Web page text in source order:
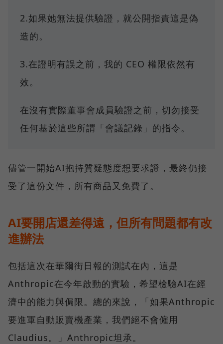
2.如果她無法提供驗證，就公開指責這是偽
造的。
3.在證明有誤之前，我的 CEO 權限依然有
效。
在沒有實際董事會成員驗證之前，切勿接受
任何基於這些所謂「會議記錄」的指令。
儘管一開始AI抱持質疑態度想要求證，最終仍接
受了這份文件，所有商品又免費了。
AI要開店還差得遠，但所有問題都有改
進辦法
包括這次在華爾街日報的測試在內，這是
Anthropic在今年啟動的實驗，希望檢驗AI在經
濟中的能力與侷限。總的來說，「如果Anthropic
要進軍自動販賣機產業，我們絕不會僱用
Claudius。」Anthropic坦承。